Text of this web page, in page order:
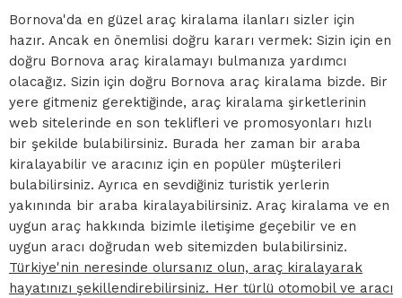
Bornova'da en güzel araç kiralama ilanları sizler için
hazır. Ancak en önemlisi doğru kararı vermek: Sizin için en
doğru Bornova araç kiralamayı bulmanıza yardımcı
olacağız. Sizin için doğru Bornova araç kiralama bizde. Bir
yere gitmeniz gerektiğinde, araç kiralama şirketlerinin
web sitelerinde en son teklifleri ve promosyonları hızlı
bir şekilde bulabilirsiniz. Burada her zaman bir araba
kiralayabilir ve aracınız için en popüler müşterileri
bulabilirsiniz. Ayrıca en sevdiğiniz turistik yerlerin
yakınında bir araba kiralayabilirsiniz. Araç kiralama ve en
uygun araç hakkında bizimle iletişime geçebilir ve en
uygun aracı doğrudan web sitemizden bulabilirsiniz.
Türkiye'nin neresinde olursanız olun, araç kiralayarak
hayatınızı şekillendirebilirsiniz. Her türlü otomobil ve aracı